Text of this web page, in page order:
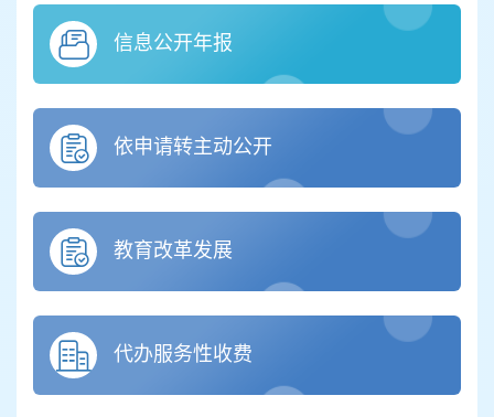
信息公开年报
依申请转主动公开
教育改革发展
代办服务性收费